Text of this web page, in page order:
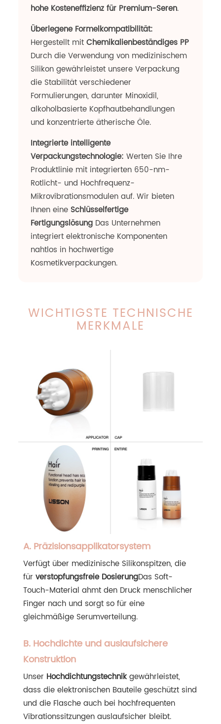
hohe Kosteneffizienz für Premium-Seren.
Überlegene Formelkompatibilität:
Hergestellt mitChemikalienbeständiges PP
Durch die Verwendung von medizinischem
Silikon gewährleistet unsere Verpackung
die Stabilität verschiedener
Formulierungen, darunter Minoxidil,
alkoholbasierte Kopfhautbehandlungen
und konzentrierte ätherische Öle.
Integrierte intelligente
Verpackungstechnologie: Werten Sie Ihre
Produktlinie mit integrierten 650-nm-
Rotlicht- und Hochfrequenz-
Mikrovibrationsmodulen auf. Wir bieten
Ihnen eine Schlüsselfertige
Fertigungslösung Das Unternehmen
integriert elektronische Komponenten
nahtlos in hochwertige
Kosmetikverpackungen.
WICHTIGSTE TECHNISCHE
MERKMALE
A. Präzisionsapplikatorsystem
Verfügt über medizinische Silikonspitzen, die
fürverstopfungsfreie DosierungDas Soft-
Touch-Material ahmt den Druck menschlicher
Finger nach und sorgt so für eine
gleichmäßige Serumverteilung.
B. Hochdichte und auslaufsichere
Konstruktion
Unser Hochdichtungstechnikgewährleistet,
dass die elektronischen Bauteile geschützt sind
und die Flasche auch bei hochfrequenten
Vibrationssitzungen auslaufsicher bleibt.